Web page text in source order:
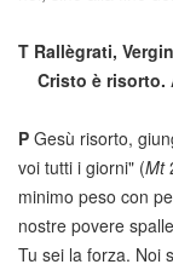
T Rallègrati,
Cristo è risorto.
P Gesù risorto,
voi tutti i giorni" (Mt
minimo peso con
nostre povere
Tu sei la forza. Noi